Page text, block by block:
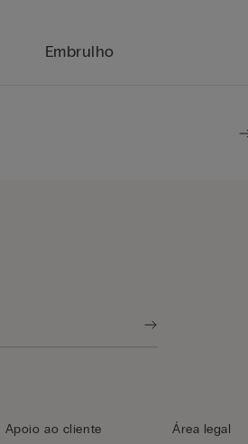
Embrulho
Apoio ao cliente Área legal